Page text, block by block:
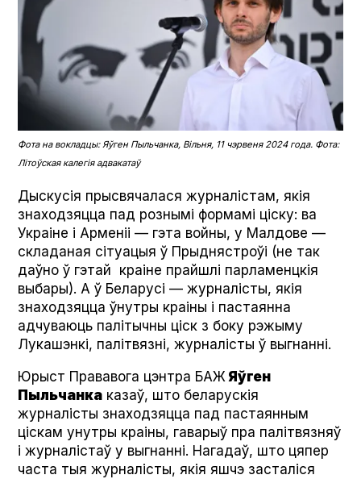
Фота на вокладцы: Яўген Пыльчанка, Вільня, 11 чэрвеня 2024 года. Фота:
Літоўская калегія адвакатаў
Дыскусія прысвячалася журналістам, якія
знаходзяцца пад рознымі формамі ціску: ва
Украіне і Арменіі — гэта войны, у Малдове —
складаная сітуацыя ў Прыднястроўі (не так
даўно ў гэтай краіне прайшлі парламенцкія
выбары). А ў Беларусі — журналісты, якія
знаходзяцца ўнутры краіны і пастаянна
адчуваюць палітычны ціск з боку рэжыму
Лукашэнкі, палітвязні, журналісты ў выгнанні.
Юрыст Прававога цэнтра БАЖЯўген
Пыльчанка казаў, што беларускія
журналісты знаходзяцца пад пастаянным
ціскам унутры краіны, гаварыў пра палітвязняў
і журналістаў у выгнанні. Нагадаў, што цяпер
часта тыя журналісты, якія яшчэ засталіся